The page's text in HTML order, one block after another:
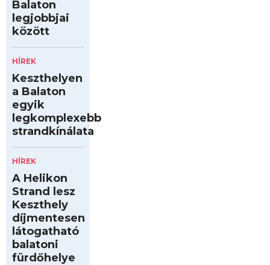
Balaton
legjobbjai
között
HÍREK
Keszthelyen
a Balaton
egyik
legkomplexebb
strandkínálata
HÍREK
A Helikon
Strand lesz
Keszthely
díjmentesen
látogatható
balatoni
fürdőhelye